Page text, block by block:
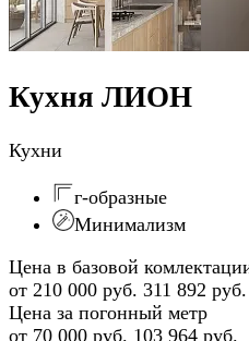
Кухня ЛИОН
Кухни
г-образные
Минимализм
Цена в базовой
от 210 000 руб. 311 892 руб.
Цена за погонный метр
от 70 000 руб. 103 964 руб.